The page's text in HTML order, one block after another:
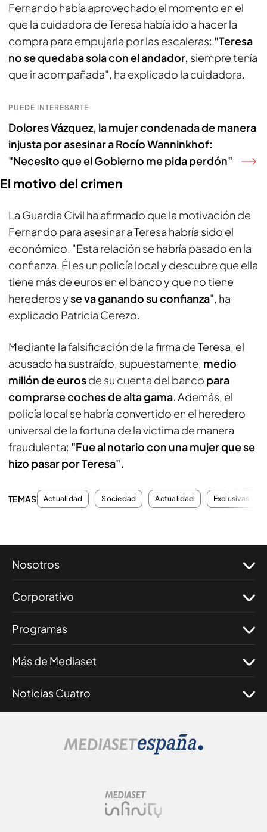
Fernando había aprovechado el momento en el
que la cuidadora de Teresa había ido a hacer la
compra para empujarla por las escaleras: "Teresa
no se quedaba sola con el andador, siempre tenía
que ir acompañada", ha explicado la cuidadora.
PUEDE INTERESARTE
Dolores Vázquez, la mujer condenada de manera
injusta por asesinar a Rocío Wanninkhof:
"Necesito que el Gobierno me pida perdón"
El motivo del crimen
La Guardia Civil ha afirmado que la motivación de
Fernando para asesinar a Teresa habría sido el
económico. "Esta relación se habría pasado en la
confianza. Él es un policía local y descubre que ella
tiene más de euros en el banco y que no tiene
herederos yse va ganando su confianza", ha
explicado Patricia Cerezo.
Mediante la falsificación de la firma de Teresa, el
acusado ha sustraído, supuestamente, medio
millón de eurosde su cuenta del banco para
comprarse coches de alta gama. Además, el
policía local se habría convertido en el heredero
universal de la fortuna de la victima de manera
fraudulenta: "Fue al notario con una mujer que se
hizo pasar por Teresa".
TEMAS Actualidad Sociedad Actualidad Exclusivas
Nosotros
Corporativo
Programas
Más de Mediaset
Noticias Cuatro